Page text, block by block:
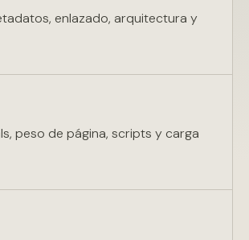
enlazado, arquitectura y
peso de página, scripts y carga